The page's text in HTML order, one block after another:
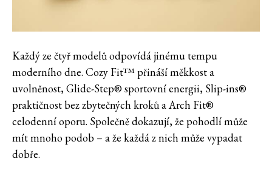
Každý ze čtyř modelů odpovídá jinému tempu
moderního dne. Cozy Fit™ přináší měkkost a
uvolněnost, Glide-Step® sportovní energii, Slip-ins®
praktičnost bez zbytečných kroků a Arch Fit®
celodenní oporu. Společně dokazují, že pohodlí může
mít mnoho podob – a že každá z nich může vypadat
dobře.